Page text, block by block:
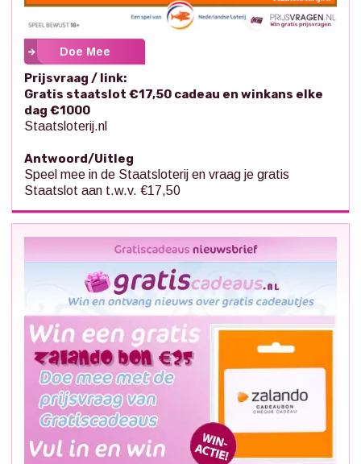
Doe Mee
Prijsvraag / link:
Gratis staatslot €17,50 cadeau en winkans elke
dag €1000
Staatsloterij.nl
Antwoord/Uitleg
Speel mee in de Staatsloterij en vraag je gratis
Staatslot aan t.w.v. €17,50